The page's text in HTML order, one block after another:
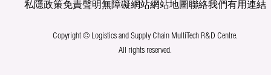
私隱政策免責聲明無障礙網站網站地圖聯絡我們有用連結
Copyright © Logistics and Supply Chain MultiTech R&D Centre.
All rights reserved.